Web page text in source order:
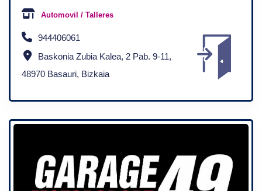
Automovil / Talleres
944406061
Baskonia Zubia Kalea, 2 Pab. 9-11,
48970 Basauri, Bizkaia